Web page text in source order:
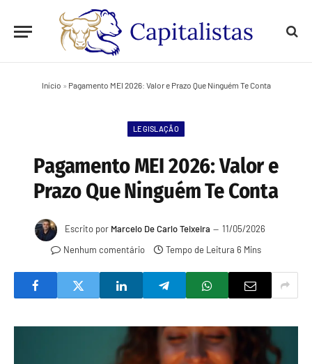
Início » Pagamento MEI 2026: Valor e Prazo Que Ninguém Te Conta
LEGISLAÇÃO
Pagamento MEI 2026: Valor e
Prazo Que Ninguém Te Conta
Escrito por Marcelo De Carlo Teixeira
11/05/2026
Nenhum comentário
Tempo de Leitura 6 Mins